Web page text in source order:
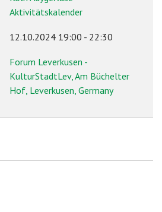
Aktivitätskalender
12.10.2024 19:00 - 22:30
Forum Leverkusen -
KulturStadtLev, Am Büchelter
Hof, Leverkusen, Germany